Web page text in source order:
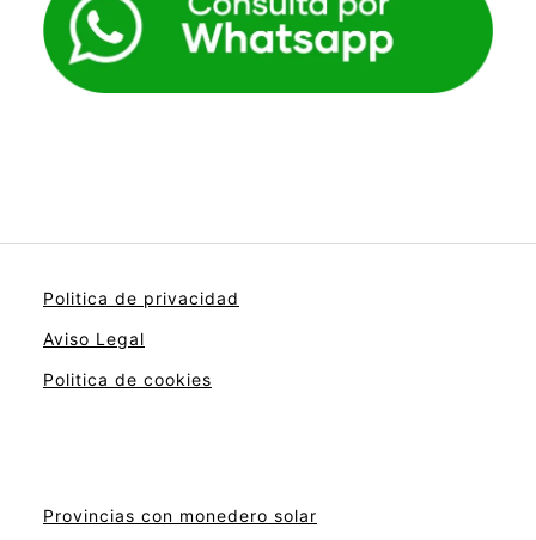
Politica de privacidad
Aviso Legal
Politica de cookies
Provincias con monedero solar